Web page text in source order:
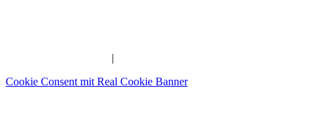
|
Cookie Consent mit Real Cookie Banner